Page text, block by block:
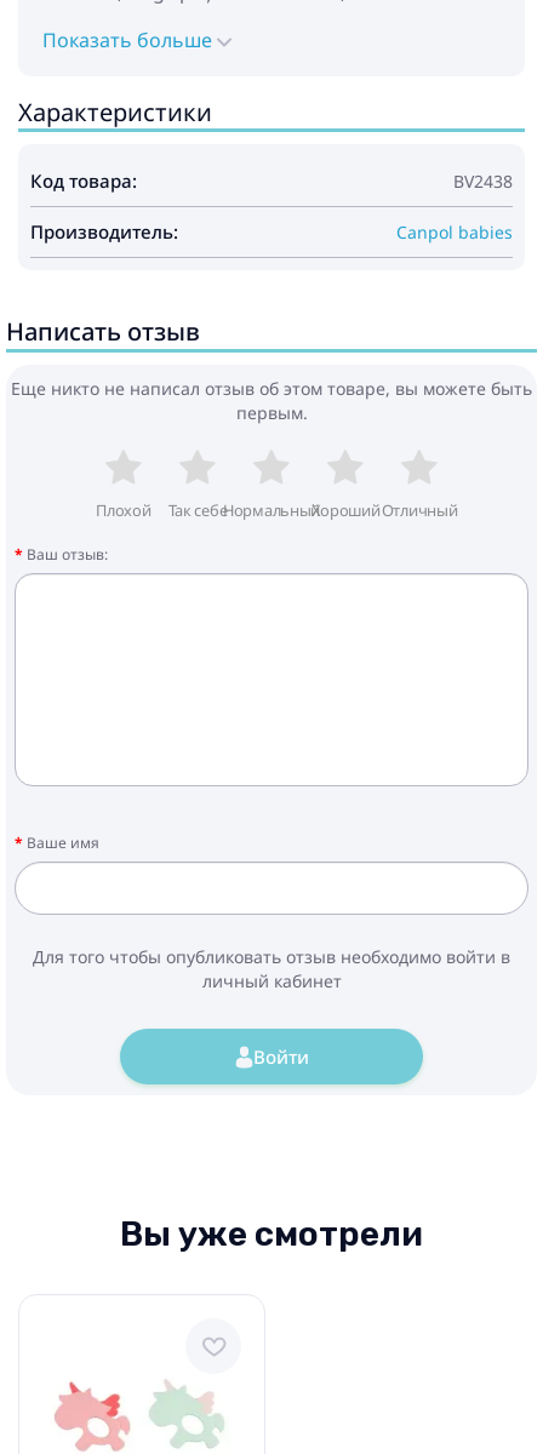
Показать больше
Характеристики
Код товара: BV2438
Производитель: Canpol babies
Написать отзыв
Еще никто не написал отзыв об этом товаре, вы можете быть
первым.
Плохой Так себеНормальныйХорошийОтличный
Ваш отзыв:
Ваше имя
Для того чтобы опубликовать отзыв необходимо войти в
личный кабинет
Войти
Вы уже смотрели